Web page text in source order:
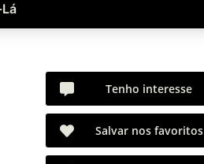
Tenho interesse
Salvar nos favoritos